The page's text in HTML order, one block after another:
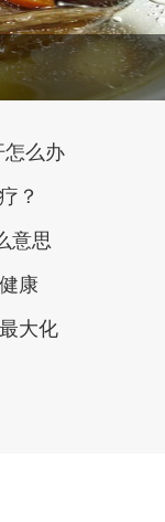
么办
？
意思
康
大化